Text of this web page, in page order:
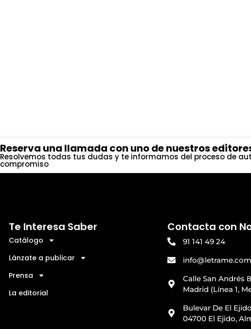
Reserva una llamada con uno de nuestros
Resolvemos todas tus dudas y te informamos del proceso de
compromiso
Te Interesa Saber
Catálogo
Lánzate a publicar
Prensa
La editorial
Contacta con
91 141 49 24
info@letrame.com
Calle San Andrés
Madrid (Línea 1,
Bulevar De El
04700 El Ejido,